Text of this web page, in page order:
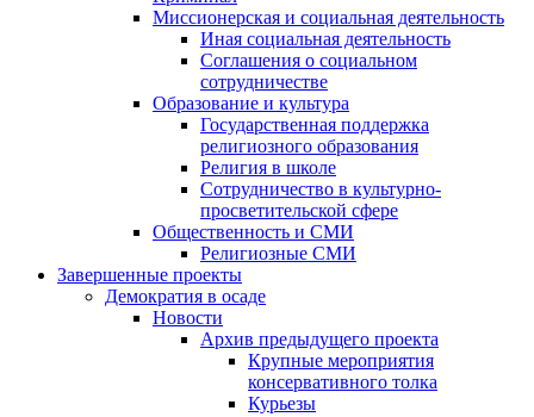
Миссионерская и социальная деятельность
Иная социальная деятельность
Соглашения о социальном
сотрудничестве
Образование и культура
Государственная поддержка
религиозного образования
Религия в школе
Сотрудничество в культурно-
просветительской сфере
Общественность и СМИ
Религиозные СМИ
Завершенные проекты
Демократия в осаде
Новости
Архив предыдущего проекта
Крупные мероприятия
консервативного толка
Курьезы